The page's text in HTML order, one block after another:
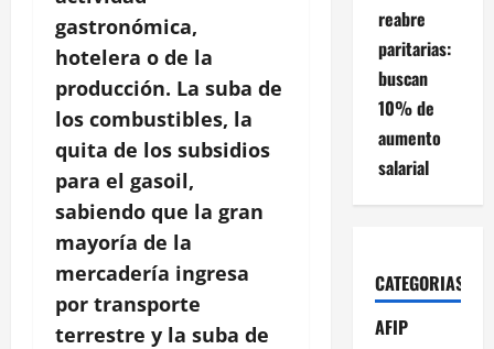
gastronómica,
hotelera o de la
producción. La suba de
los combustibles, la
quita de los subsidios
para el gasoil,
sabiendo que la gran
mayoría de la
mercadería ingresa
por transporte
terrestre y la suba de
reabre
paritarias:
buscan
10% de
aumento
salarial
CATEGORIAS
AFIP